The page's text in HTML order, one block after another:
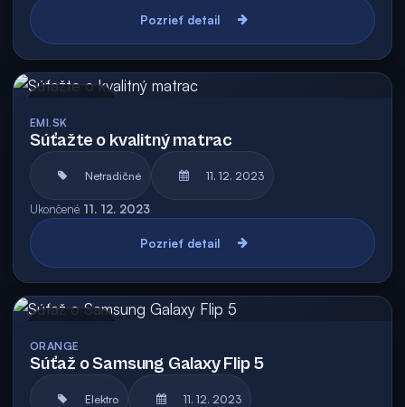
Pozrieť detail
EMI.SK
Súťažte o kvalitný matrac
Netradičné 11. 12. 2023
Ukončené 11. 12. 2023
Pozrieť detail
ORANGE
Súťaž o Samsung Galaxy Flip 5
Elektro 11. 12. 2023